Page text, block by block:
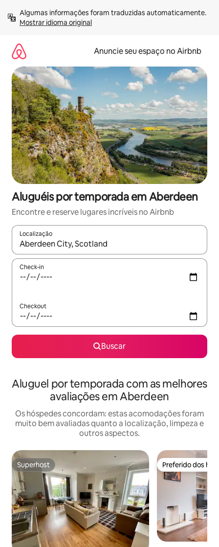
para
Mostrar idioma original
Anuncie seu espaço no Airbnb
Aluguéis por temporada em Aberdeen
Encontre e reserve lugares incríveis no Airbnb
Localização
Quando os resultados estiverem disponíveis, explore-os
Check-in
Checkout
Buscar
Aluguel por temporada com as melhores
avaliações em Aberdeen
Os hóspedes concordam: estas acomodações foram
muito bem avaliadas quanto a localização, limpeza e
outros aspectos.
Superhost
Superhost Preferido dos
Preferido dos